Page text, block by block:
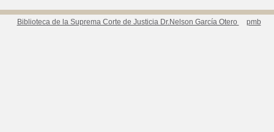
Biblioteca de la Suprema Corte de Justicia Dr.Nelson García Otero pmb